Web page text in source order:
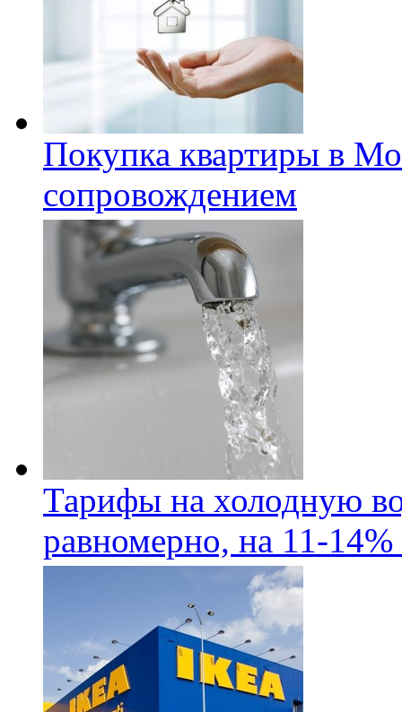
Покупка квартиры в
сопровождением
Тарифы на холодную
равномерно, на 11-14%